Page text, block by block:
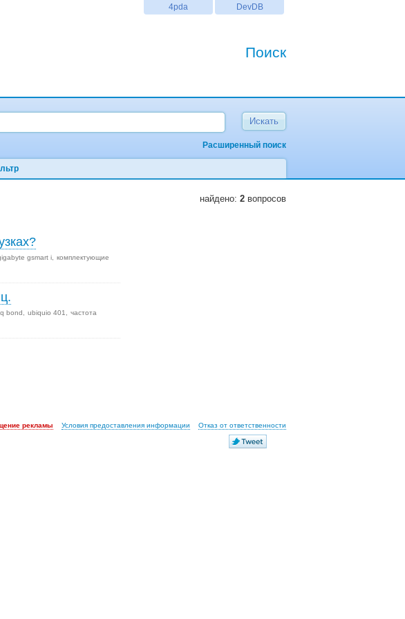
DevDB
4pda
Поиск
Расширенный поиск
найдено: 2 вопросов
gsmart i комплектующие
bond ubiquio 401 частота
рекламы Условия предоставления информации Отказ от ответственности